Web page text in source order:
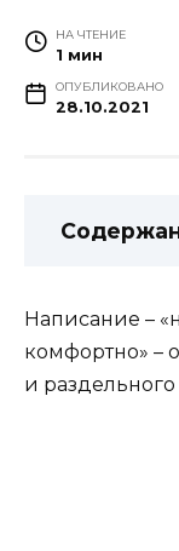
НА ЧТЕНИЕ
1 мин
ОПУБЛИКОВАНО
28.10.2021
Написание –
комфортно» –
и